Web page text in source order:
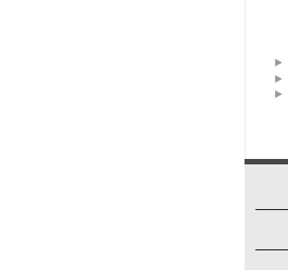
►
►
►